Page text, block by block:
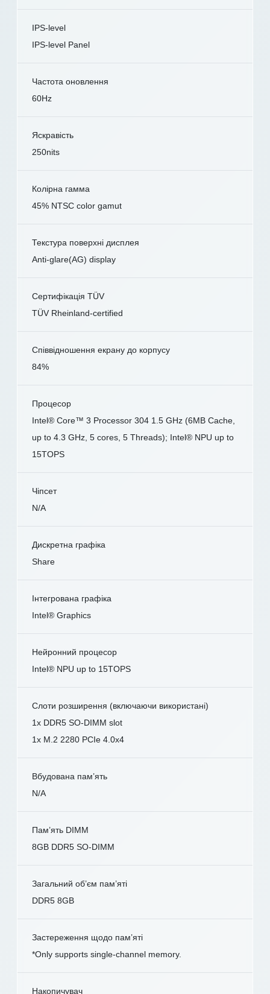
IPS-level
IPS-level Panel
Частота оновлення
60Hz
Яскравість
250nits
Колірна гамма
45% NTSC color gamut
Текстура поверхні дисплея
Anti-glare(AG) display
Сертифікація TÜV
TÜV Rheinland-certified
Співвідношення екрану до корпусу
84%
Процесор
Intel® Core™ 3 Processor 304 1.5 GHz (6MB Cache,
up to 4.3 GHz, 5 cores, 5 Threads); Intel® NPU up to
15TOPS
Чіпсет
N/A
Дискретна графіка
Share
Інтегрована графіка
Intel® Graphics
Нейронний процесор
Intel® NPU up to 15TOPS
Слоти розширення (включаючи використані)
1x DDR5 SO-DIMM slot
1x M.2 2280 PCIe 4.0x4
Вбудована пам’ять
N/A
Пам’ять DIMM
8GB DDR5 SO-DIMM
Загальний об’єм пам’яті
DDR5 8GB
Застереження щодо пам’яті
*Only supports single-channel memory.
Накопичувач